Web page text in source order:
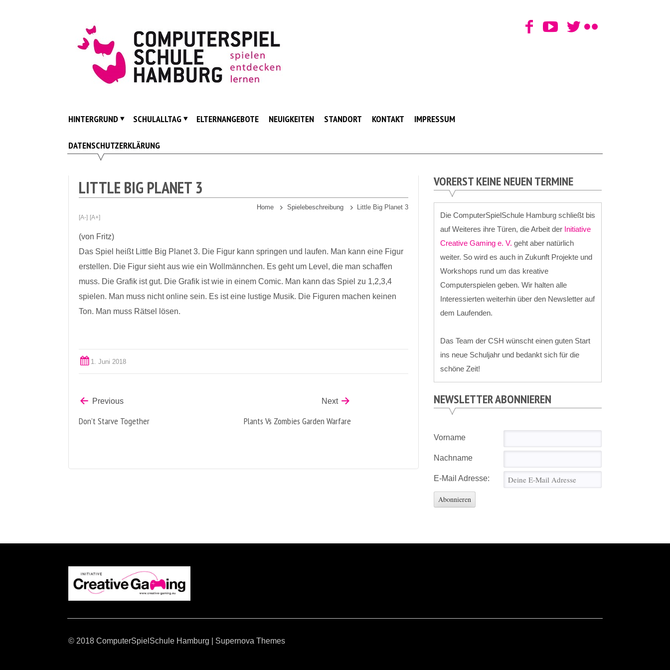
Hamburg
HINTERGRUND SCHULALLTAG ELTERNANGEBOTE NEUIGKEITEN STANDORT KONTAKT IMPRESSUM
DATENSCHUTZERKLÄRUNG
LITTLE BIG PLANET 3
Home Spielebeschreibung Little Big Planet 3
[A-] [A+]
(von Fritz)
Das Spiel heißt Little Big Planet 3. Die Figur kann springen und laufen. Man kann eine Figur
erstellen. Die Figur sieht aus wie ein Wollmännchen. Es geht um Level, die man schaffen
muss. Die Grafik ist gut. Die Grafik ist wie in einem Comic. Man kann das Spiel zu 1,2,3,4
spielen. Man muss nicht online sein. Es ist eine lustige Musik. Die Figuren machen keinen
Ton. Man muss Rätsel lösen.
1. Juni 2018
Previous
Don’t Starve Together
Next
Plants Vs Zombies Garden Warfare
VORERST KEINE NEUEN TERMINE
Die ComputerSpielSchule Hamburg schließt bis
auf Weiteres ihre Türen, die Arbeit der Initiative
Creative Gaming e. V. geht aber natürlich
weiter. So wird es auch in Zukunft Projekte und
Workshops rund um das kreative
Computerspielen geben. Wir halten alle
Interessierten weiterhin über den Newsletter auf
dem Laufenden.
Das Team der CSH wünscht einen guten Start
ins neue Schuljahr und bedankt sich für die
schöne Zeit!
NEWSLETTER ABONNIEREN
Vorname
Nachname
E-Mail Adresse:
© 2018 ComputerSpielSchule Hamburg Supernova Themes